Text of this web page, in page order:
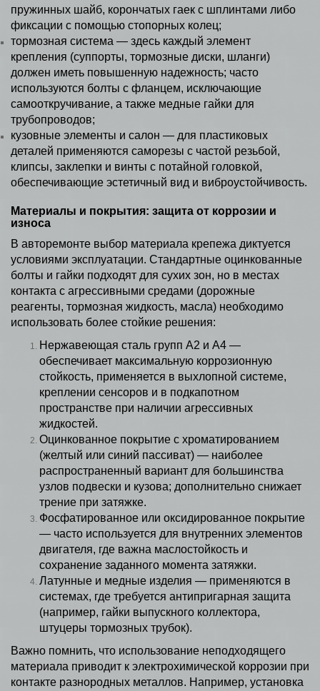
пружинных шайб, корончатых гаек с шплинтами либо
фиксации с помощью стопорных колец;
тормозная система — здесь каждый элемент
крепления (суппорты, тормозные диски, шланги)
должен иметь повышенную надежность; часто
используются болты с фланцем, исключающие
самооткручивание, а также медные гайки для
трубопроводов;
кузовные элементы и салон — для пластиковых
деталей применяются саморезы с частой резьбой,
клипсы, заклепки и винты с потайной головкой,
обеспечивающие эстетичный вид и виброустойчивость.
Материалы и покрытия: защита от коррозии и
износа
В авторемонте выбор материала крепежа диктуется
условиями эксплуатации. Стандартные оцинкованные
болты и гайки подходят для сухих зон, но в местах
контакта с агрессивными средами (дорожные
реагенты, тормозная жидкость, масла) необходимо
использовать более стойкие решения:
Нержавеющая сталь групп А2 и А4 —
обеспечивает максимальную коррозионную
стойкость, применяется в выхлопной системе,
креплении сенсоров и в подкапотном
пространстве при наличии агрессивных
жидкостей.
Оцинкованное покрытие с хроматированием
(желтый или синий пассиват) — наиболее
распространенный вариант для большинства
узлов подвески и кузова; дополнительно снижает
трение при затяжке.
Фосфатированное или оксидированное покрытие
— часто используется для внутренних элементов
двигателя, где важна маслостойкость и
сохранение заданного момента затяжки.
Латунные и медные изделия — применяются в
системах, где требуется антипригарная защита
(например, гайки выпускного коллектора,
штуцеры тормозных трубок).
Важно помнить, что использование неподходящего
материала приводит к электрохимической коррозии при
контакте разнородных металлов. Например, установка